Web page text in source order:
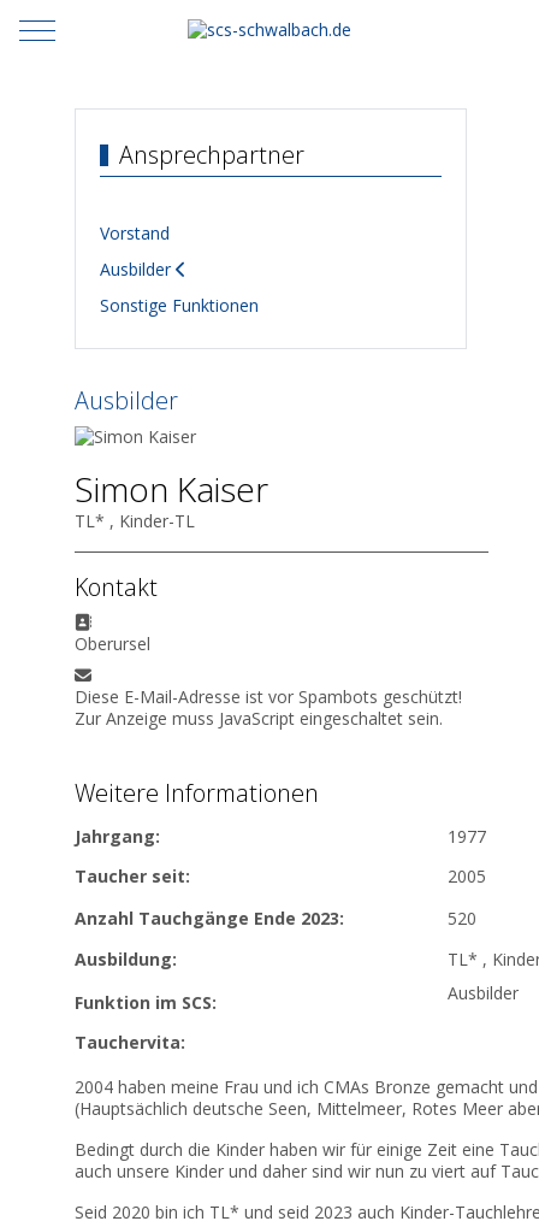
Mobile Menu Toggle
Ansprechpartner
Vorstand
Ausbilder
Sonstige Funktionen
Ausbilder
Simon Kaiser
TL* , Kinder-TL
Kontakt
Adresse:
Oberursel
E-Mail:
Diese E-Mail-Adresse ist vor Spambots geschützt!
Zur Anzeige muss JavaScript eingeschaltet sein.
Weitere Informationen
Jahrgang:
1977
Taucher seit:
2005
Anzahl Tauchgänge Ende 2023:
520
Ausbildung:
TL* ,
Funktion im SCS:
Ausbilder
Tauchervita:
2004 haben meine Frau und ich CMAs Bronze gemacht
(Hauptsächlich deutsche Seen, Mittelmeer, Rotes Meer
Bedingt durch die Kinder haben wir für einige Zeit eine
auch unsere Kinder und daher sind wir nun zu viert auf
Seid 2020 bin ich TL* und seid 2023 auch Kinder-